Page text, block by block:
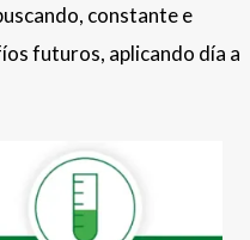
constante e
futuros, aplicando día a